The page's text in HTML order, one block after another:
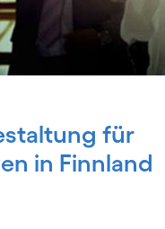
für
in Finnland